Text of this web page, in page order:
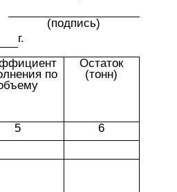
(подпись)
г.
по
Остаток
(тонн)
5
6